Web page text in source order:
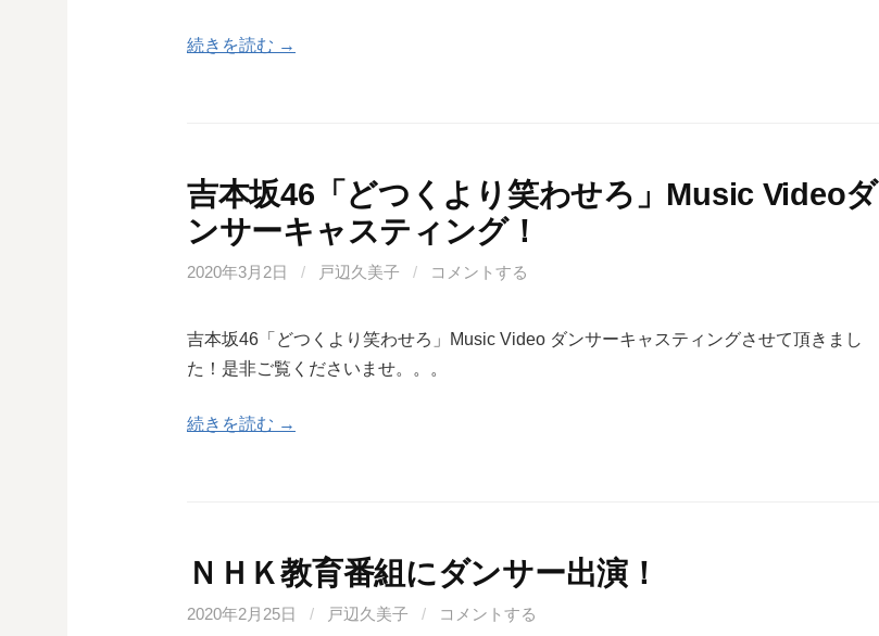
続きを読む →
吉本坂46「どつくより笑わせろ」Music Videoダ
ンサーキャスティング！
2020年3月2日 / 戸辺久美子 / コメントする
吉本坂46「どつくより笑わせろ」Music Video ダンサーキャスティングさせて頂きまし
た！是非ご覧くださいませ。。。
続きを読む →
ＮＨＫ教育番組にダンサー出演！
2020年2月25日 / 戸辺久美子 / コメントする